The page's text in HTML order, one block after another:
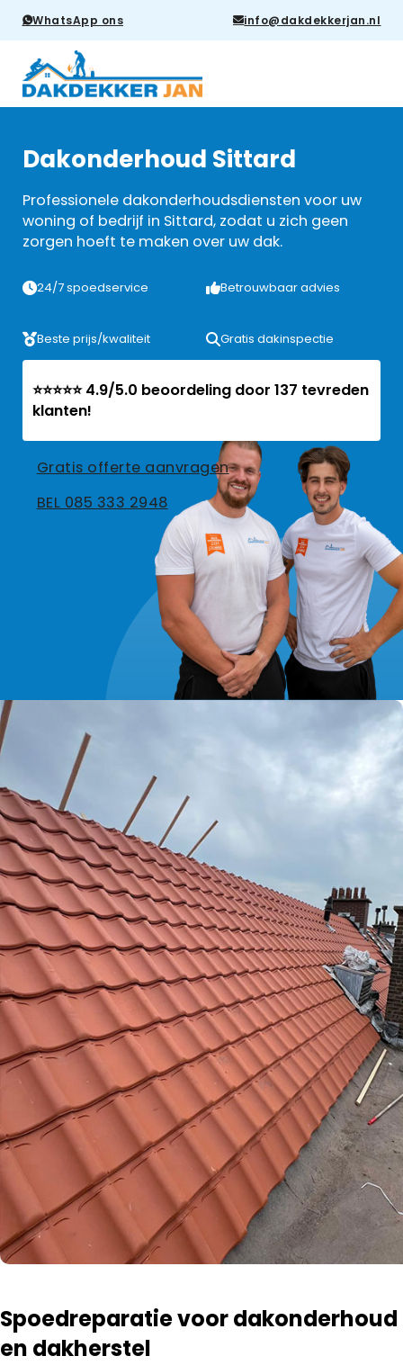
WhatsApp ons info@dakdekkerjan.nl
Dakonderhoud Sittard
Professionele dakonderhoudsdiensten voor uw
woning of bedrijf in Sittard, zodat u zich geen
zorgen hoeft te maken over uw dak.
24/7 spoedservice Betrouwbaar advies
Beste prijs/kwaliteit Gratis dakinspectie
⭐⭐⭐⭐⭐ 4.9/5.0 beoordeling door 137 tevreden
klanten!
Gratis offerte aanvragen
BEL 085 333 2948
Spoedreparatie voor dakonderhoud
en dakherstel